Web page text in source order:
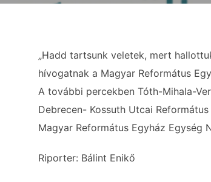
„Hadd tartsunk veletek, mert
hívogatnak a Magyar Református
A további percekben Tóth-Mihala-
Debrecen- Kossuth Utcai
Magyar Református Egyház Egység
Riporter: Bálint Enikő